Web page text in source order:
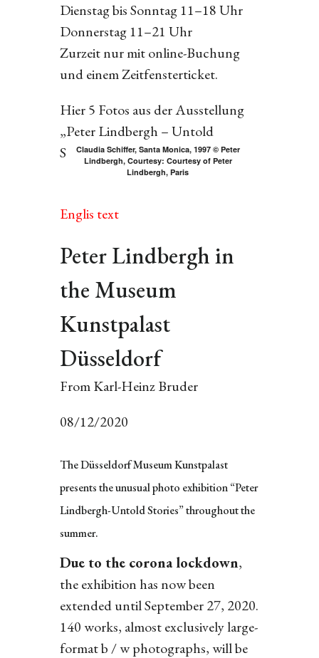
Dienstag bis Sonntag 11–18 Uhr
Donnerstag 11–21 Uhr
Zurzeit nur mit online-Buchung
und einem Zeitfensterticket.
Hier 5 Fotos aus der Ausstellung
„Peter Lindbergh – Untold
Stories“:
Claudia Schiffer, Santa Monica, 1997 © Peter
Lindbergh, Courtesy: Courtesy of Peter
Lindbergh, Paris
Englis text
Peter Lindbergh in
the Museum
Kunstpalast
Düsseldorf
From Karl-Heinz Bruder
08/12/2020
The Düsseldorf Museum Kunstpalast
presents the unusual photo exhibition “Peter
Lindbergh-Untold Stories” throughout the
summer.
Due to the corona lockdown,
the exhibition has now been
extended until September 27, 2020.
140 works, almost exclusively large-
format b / w photographs, will be